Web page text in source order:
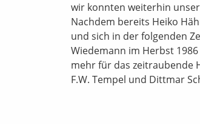
wir konnten weiterhin
Nachdem bereits Heiko
und sich in der folgenden
Wiedemann im Herbst
mehr für das zeitraubende
F.W. Tempel und Dittmar